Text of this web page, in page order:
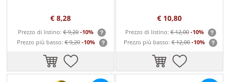
€ 8,28
Prezzo di listino:€ 9,20 -10%
Prezzo più basso:€ 9,20 -10%
€ 10,80
Prezzo di listino:€ 12,00 -10%
Prezzo più basso:€ 12,00 -10%